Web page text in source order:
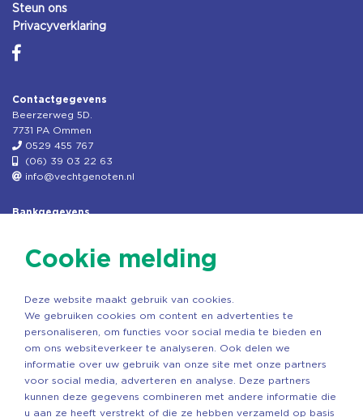
Steun ons
Privacyverklaring
Contactgegevens
Beerzerweg 5D.
7731 PA Ommen
0529 455 767
(06) 39 03 22 63
info@vechtgenoten.nl
Bankgegevens
Rek.nr: NL85RABO0127579230
Copyright ©2026 Vechtgenoten
Cookie melding
Deze website maakt gebruik van cookies.
We gebruiken cookies om content en advertenties te
personaliseren, om functies voor social media te bieden en
om ons websiteverkeer te analyseren. Ook delen we
informatie over uw gebruik van onze site met onze partners
voor social media, adverteren en analyse. Deze partners
kunnen deze gegevens combineren met andere informatie die
u aan ze heeft verstrekt of die ze hebben verzameld op basis